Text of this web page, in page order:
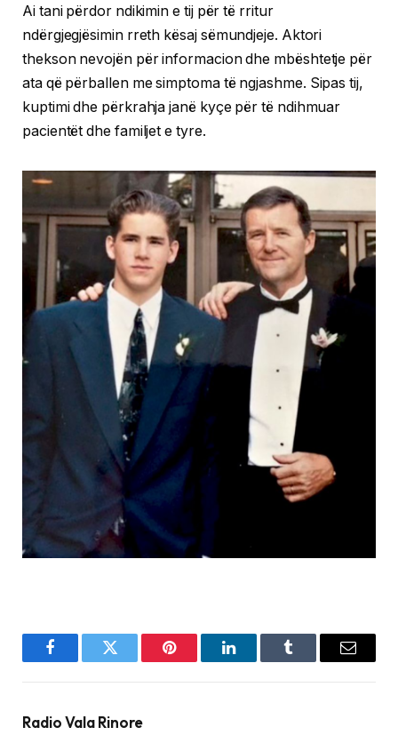
Ai tani përdor ndikimin e tij për të rritur
ndërgjegjësimin rreth kësaj sëmundjeje. Aktori
thekson nevojën për informacion dhe mbështetje për
ata që përballen me simptoma të ngjashme. Sipas tij,
kuptimi dhe përkrahja janë kyçe për të ndihmuar
pacientët dhe familjet e tyre.
FacebookTwitter Pinterest LinkedInTumblr Email
Radio Vala Rinore